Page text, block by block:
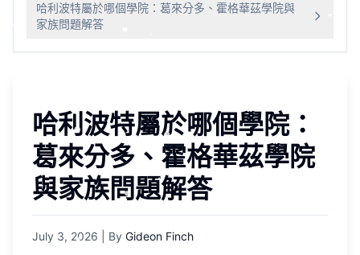
哈利波特屬於哪個學院：葛來分多、霍格華茲學院與
家族問題解答
哈利波特屬於哪個學院：
葛來分多、霍格華茲學院
與家族問題解答
July 3, 2026 | By Gideon Finch